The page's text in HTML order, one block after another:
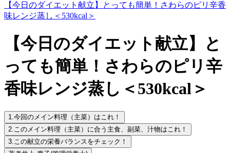
【今日のダイエット献立】とっても簡単！さわらのピリ辛香
味レンジ蒸し＜530kcal＞
【今日のダイエット献立】と
っても簡単！さわらのピリ辛
香味レンジ蒸し＜530kcal＞
1.今回のメイン料理（主菜）はこれ！
2.このメイン料理（主菜）に合う主食、副菜、汁物はこれ！
3.この献立の栄養バランスをチェック！